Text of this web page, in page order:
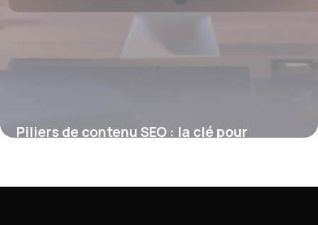
Piliers de contenu SEO : la clé pour